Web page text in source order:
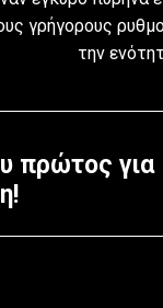
γρήγορους
την
πρώτος για